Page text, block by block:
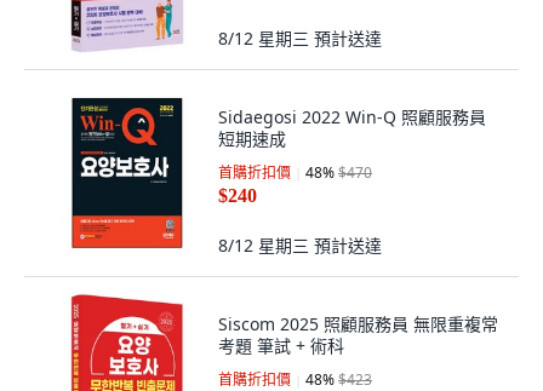
8/12 星期三 預計送達
Sidaegosi 2022 Win-Q 照顧服務員
短期速成
首購折扣價 48%$470
$240
8/12 星期三 預計送達
Siscom 2025 照顧服務員 無限重複常
考題 筆試 + 術科
首購折扣價 48%$423